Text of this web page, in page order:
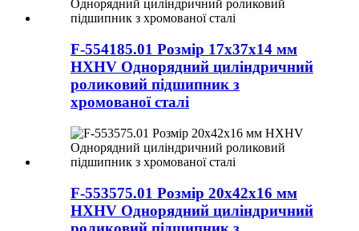
F-554185.01 Розмір 17x37x14 мм
HXHV Однорядний циліндричний
роликовий підшипник з
хромованої сталі
F-553575.01 Розмір 20x42x16 мм
HXHV Однорядний циліндричний